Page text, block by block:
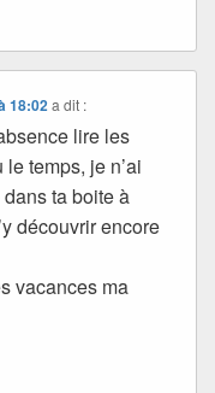
18:02 a dit :
lire les
temps, je n’ai
ta boite à
découvrir encore
vacances ma